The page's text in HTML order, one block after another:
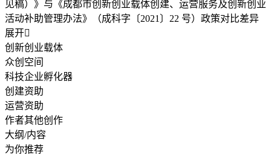
见稿）》与《成都市创新创业载体创建、运营服务及创新创业
活动补助管理办法》（成科字〔2021〕22 号）政策对比差异
展开
创新创业载体
众创空间
科技企业孵化器
创建资助
运营资助
作者其他创作
大纲/内容
为你推荐